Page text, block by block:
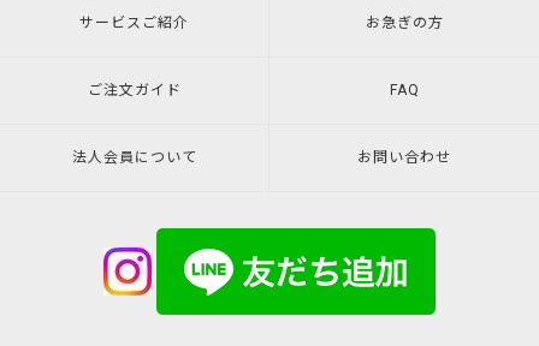
サービスご紹介 お急ぎの方
ご注文ガイド FAQ
法人会員について お問い合わせ